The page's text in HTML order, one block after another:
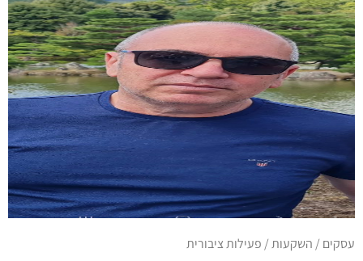
עסקים / השקעות / פעילות ציבורית